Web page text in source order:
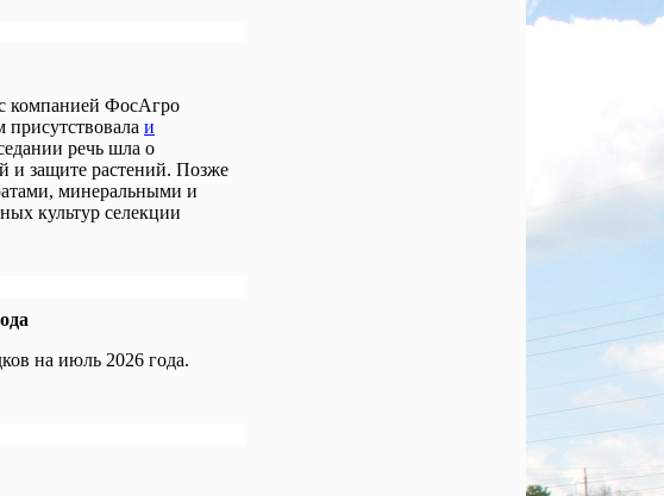
компанией ФосАгро
и
речь шла о
и защите растений. Позже
минеральными и
культур селекции
на июль 2026 года.